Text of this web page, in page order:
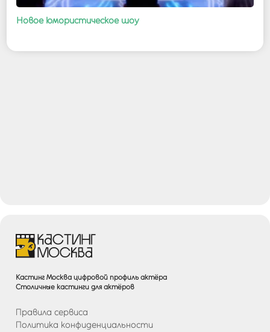
Новое юмористическое шоу
Кастинг Москва цифровой профиль актёра
Столичные кастинги для актёров
Правила сервиса
Политика конфиденциальности